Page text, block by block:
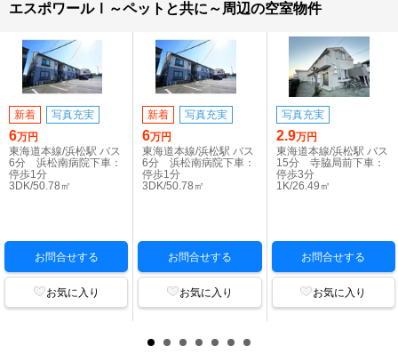
エスポワールⅠ～ペットと共に～周辺の空室物件
新着 写真充実
6万円
東海道本線/浜松駅 バス
6分 浜松南病院下車：
停歩1分
3DK/50.78㎡
お問合せする
お気に入り
新着 写真充実
6万円
東海道本線/浜松駅 バス
6分 浜松南病院下車：
停歩1分
3DK/50.78㎡
お問合せする
お気に入り
写真充実
2.9万円
東海道本線/浜松駅 バス
15分 寺脇局前下車：
停歩3分
1K/26.49㎡
お問合せする
お気に入り